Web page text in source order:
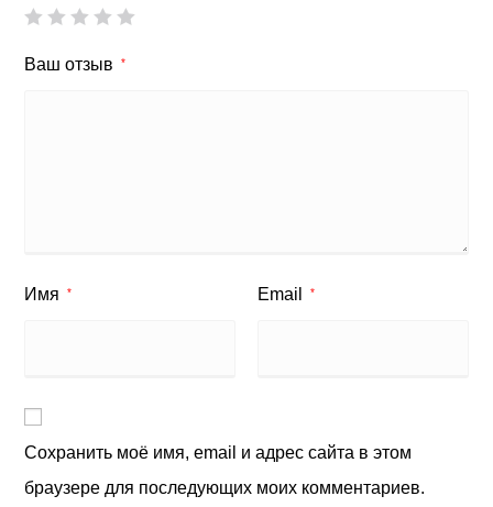
Ваш отзыв *
Имя * Email *
Сохранить моё имя, email и адрес сайта в этом
браузере для последующих моих комментариев.